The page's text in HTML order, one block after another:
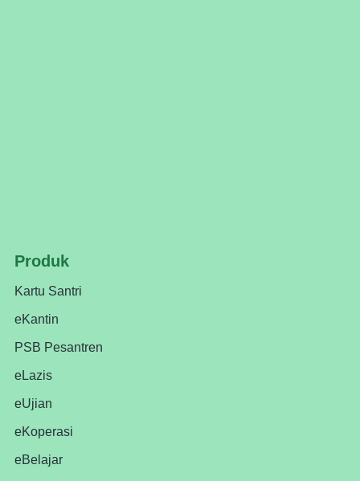
Produk
Kartu Santri
eKantin
PSB Pesantren
eLazis
eUjian
eKoperasi
eBelajar